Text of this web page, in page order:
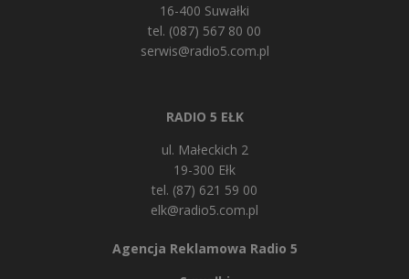
16-400 Suwałki
tel. (087) 567 80 00
serwis@radio5.com.pl
RADIO 5 EŁK
ul. Małeckich 2
19-300 Ełk
tel. (87) 621 59 00
elk@radio5.com.pl
Agencja Reklamowa Radio 5